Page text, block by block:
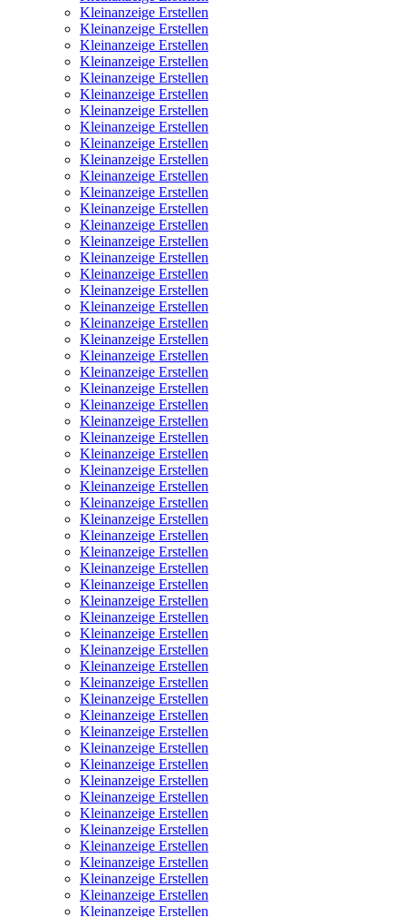
Kleinanzeige Erstellen
Kleinanzeige Erstellen
Kleinanzeige Erstellen
Kleinanzeige Erstellen
Kleinanzeige Erstellen
Kleinanzeige Erstellen
Kleinanzeige Erstellen
Kleinanzeige Erstellen
Kleinanzeige Erstellen
Kleinanzeige Erstellen
Kleinanzeige Erstellen
Kleinanzeige Erstellen
Kleinanzeige Erstellen
Kleinanzeige Erstellen
Kleinanzeige Erstellen
Kleinanzeige Erstellen
Kleinanzeige Erstellen
Kleinanzeige Erstellen
Kleinanzeige Erstellen
Kleinanzeige Erstellen
Kleinanzeige Erstellen
Kleinanzeige Erstellen
Kleinanzeige Erstellen
Kleinanzeige Erstellen
Kleinanzeige Erstellen
Kleinanzeige Erstellen
Kleinanzeige Erstellen
Kleinanzeige Erstellen
Kleinanzeige Erstellen
Kleinanzeige Erstellen
Kleinanzeige Erstellen
Kleinanzeige Erstellen
Kleinanzeige Erstellen
Kleinanzeige Erstellen
Kleinanzeige Erstellen
Kleinanzeige Erstellen
Kleinanzeige Erstellen
Kleinanzeige Erstellen
Kleinanzeige Erstellen
Kleinanzeige Erstellen
Kleinanzeige Erstellen
Kleinanzeige Erstellen
Kleinanzeige Erstellen
Kleinanzeige Erstellen
Kleinanzeige Erstellen
Kleinanzeige Erstellen
Kleinanzeige Erstellen
Kleinanzeige Erstellen
Kleinanzeige Erstellen
Kleinanzeige Erstellen
Kleinanzeige Erstellen
Kleinanzeige Erstellen
Kleinanzeige Erstellen
Kleinanzeige Erstellen
Kleinanzeige Erstellen
Kleinanzeige Erstellen